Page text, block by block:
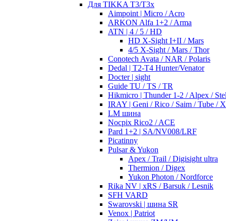
Для TIKKA T3/T3x
Aimpoint | Micro / Acro
ARKON Alfa 1+2 / Arma
ATN | 4 / 5 / HD
HD X-Sight I+II / Mars
4/5 X-Sight / Mars / Thor
Conotech Avata / NAR / Polaris
Dedal | T2-T4 Hunter/Venator
Docter | sight
Guide TU / TS / TR
Hikmicro | Thunder 1-2 / Alpex /
IRAY | Geni / Rico / Saim / Tube /
LM шина
Nocpix Rico2 / ACE
Pard 1+2 | SA/NV008/LRF
Picatinny
Pulsar & Yukon
Apex / Trail / Digisight ultra
Thermion / Digex
Yukon Photon / Nordforce
Rika NV | xRS / Barsuk / Lesnik
SFH VARD
Swarovski | шина SR
Venox | Patriot